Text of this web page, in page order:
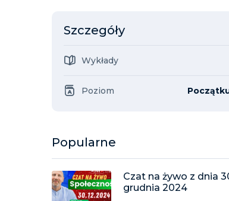
Szczegóły
Wykłady
Poziom
Popularne
Czat na żywo z dnia
grudnia 2024